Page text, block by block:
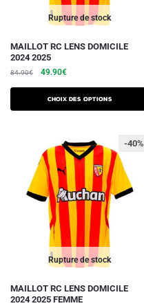
Rupture de stock
MAILLOT RC LENS DOMICILE
2024 2025
84.90€
Le
initial
était :
49.90€Le
actuel
est :
Choix des options
Ce
produit
a
plusieurs
variations.
peuvent
choisies
Rupture de stock
-40%
MAILLOT RC LENS DOMICILE
2024 2025 FEMME